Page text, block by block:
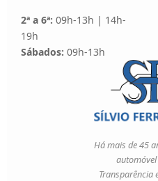
2ª a 6ª: 09h-13h | 14h-
19h
Sábados: 09h-13h
Há mais de 45
Transparência